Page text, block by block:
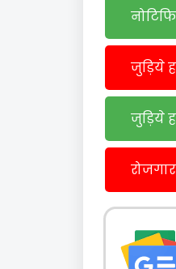
जुड़िये
जुड़िये